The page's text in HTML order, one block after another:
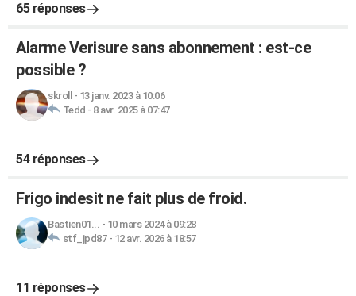
65 réponses
Alarme Verisure sans abonnement : est-ce
possible ?
skroll - 13 janv. 2023 à 10:06
Tedd - 8 avr. 2025 à 07:47
54 réponses
Frigo indesit ne fait plus de froid.
Bastien01... - 10 mars 2024 à 09:28
stf_jpd87- 12 avr. 2026 à 18:57
11 réponses